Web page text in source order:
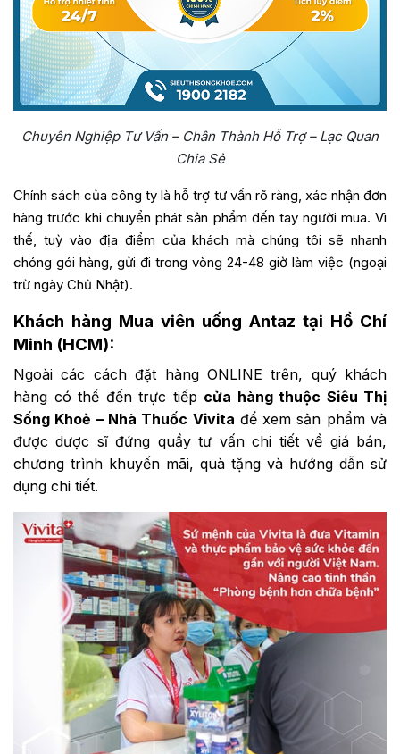
Chuyên Nghiệp Tư Vấn – Chân Thành Hỗ Trợ – Lạc Quan
Chia Sẻ
Chính sách của công ty là hỗ trợ tư vấn rõ ràng, xác nhận đơn
hàng trước khi chuyển phát sản phẩm đến tay người mua. Vì
thế, tuỳ vào địa điểm của khách mà chúng tôi sẽ nhanh
chóng gói hàng, gửi đi trong vòng 24-48 giờ làm việc (ngoại
trừ ngày Chủ Nhật).
Khách hàng Mua viên uống Antaz tại Hồ Chí
Minh (HCM):
Ngoài các cách đặt hàng ONLINE trên, quý khách
hàng có thể đến trực tiếp cửa hàng thuộc Siêu Thị
Sống Khoẻ – Nhà Thuốc Vivita để xem sản phẩm và
được dược sĩ đứng quầy tư vấn chi tiết về giá bán,
chương trình khuyến mãi, quà tặng và hướng dẫn sử
dụng chi tiết.